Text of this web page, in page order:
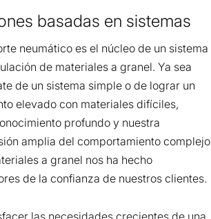
basadas en sistemas
neumático es el núcleo de un sistema
de materiales a granel. Ya sea
de un sistema simple o de lograr un
elevado con materiales difíciles,
profundo y nuestra
amplia del comportamiento complejo
a granel nos ha hecho
de la confianza de nuestros clientes.
las necesidades crecientes de una